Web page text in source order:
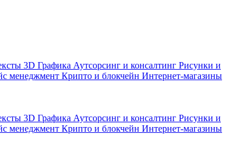
3D Графика Аутсорсинг и консалтинг Рисунки и
менеджмент Крипто и блокчейн Интернет-магазины
3D Графика Аутсорсинг и консалтинг Рисунки и
менеджмент Крипто и блокчейн Интернет-магазины